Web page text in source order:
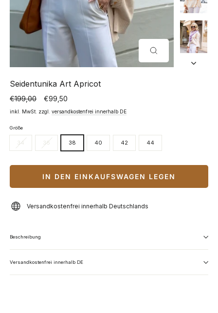
SCHLIESSEN (
ESC)
Seidentunika Art Apricot
Normaler
Preis
€199,00
Sonderpreis €99,50
inkl. MwSt. zzgl. versandkostenfrei innerhalb DE
Größe
34 36 38 40 42 44
IN DEN EINKAUFSWAGEN LEGEN
Versandkostenfrei innerhalb Deutschlands
Beschreibung
Versandkostenfrei innerhalb DE